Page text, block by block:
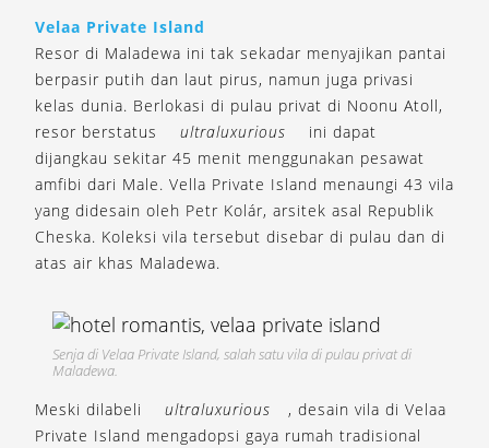
Velaa Private Island
Resor di Maladewa ini tak sekadar menyajikan pantai
berpasir putih dan laut pirus, namun juga privasi
kelas dunia. Berlokasi di pulau privat di Noonu Atoll,
resor berstatus
ultraluxurious
ini dapat
dijangkau sekitar 45 menit menggunakan pesawat
amfibi dari Male. Vella Private Island menaungi 43 vila
yang didesain oleh Petr Kolár, arsitek asal Republik
Cheska. Koleksi vila tersebut disebar di pulau dan di
atas air khas Maladewa.
Senja di Velaa Private Island, salah satu vila di pulau privat di
Maladewa.
Meski dilabeli ultraluxurious
, desain vila di Velaa
Private Island mengadopsi gaya rumah tradisional